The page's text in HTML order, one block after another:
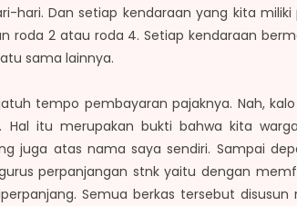
hari. Dan setiap kendaraan yang kita
roda 2 atau roda 4. Setiap kendaraan
sama lainnya.
tempo pembayaran pajaknya. Nah,
itu merupakan bukti bahwa kita
juga atas nama saya sendiri. Sampai
perpanjangan stnk yaitu dengan
Semua berkas tersebut